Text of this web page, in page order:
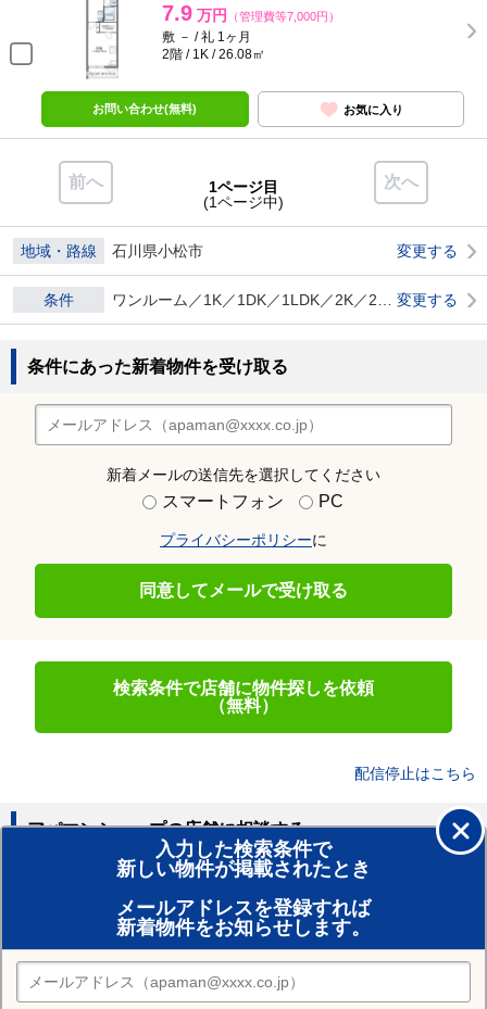
7.9 万円 （管理費等7,000円）
敷 － / 礼 1ヶ月
2階 / 1K / 26.08㎡
お問い合わせ(無料) お気に入り
前へ 次へ
1ページ目
(1ページ中)
地域・路線 石川県小松市 変更する
条件 変更する
条件にあった新着物件を受け取る
新着メールの送信先を選択してください
スマートフォン PC
プライバシーポリシーに
同意してメールで受け取る
検索条件で店舗に物件探しを依頼
（無料）
配信停止はこちら
入力した検索条件で
新しい物件が掲載されたとき
メールアドレスを登録すれば
新着物件をお知らせします。
アパマンショップの店舗に相談する
賃貸のプロがお部屋探し！
おまかせ物件リクエスト
住みたい街の店舗を探す
店舗検索